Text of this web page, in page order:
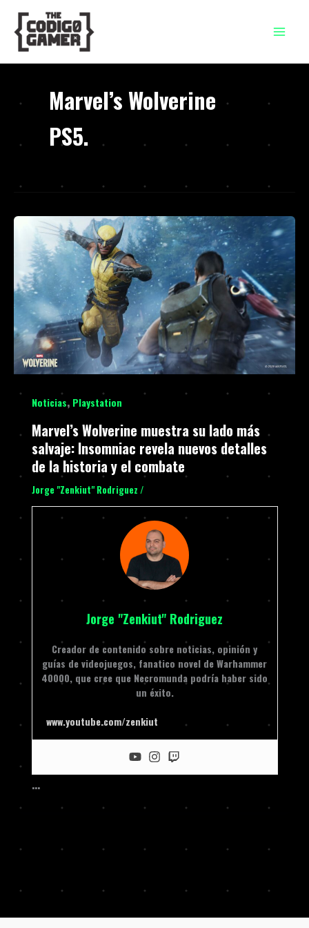
contenido
Marvel’s Wolverine
PS5.
Noticias, Playstation
Marvel’s Wolverine muestra su lado más
salvaje: Insomniac revela nuevos detalles
de la historia y el combate
Jorge "Zenkiut" Rodriguez /
Jorge "Zenkiut" Rodriguez
Creador de contenido sobre noticias, opinión y
guías de videojuegos, fanatico novel de Warhammer
40000, que cree que Necromunda podría haber sido
un éxito.
www.youtube.com/zenkiut
…